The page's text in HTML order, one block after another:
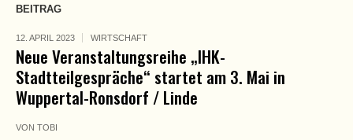
BEITRAG
12. APRIL 2023 WIRTSCHAFT
Neue Veranstaltungsreihe „IHK-
Stadtteilgespräche“ startet am 3. Mai in
Wuppertal-Ronsdorf / Linde
VON TOBI